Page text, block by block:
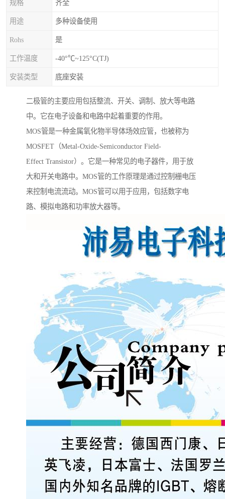
规格 齐全
用途 多种设备使用
Rohs 是
工作温度 -40°℃~125°C(TJ)
安装类型 底座安装
二极管的主要应用包括整流、开关、调制、放大等电路
中。它在电子设备和电路中起着重要的作用。
MOS管是一种金属氧化物半导体场效应管，也被称为
MOSFET（Metal-Oxide-Semiconductor Field-
Effect Transistor）。它是一种常见的电子器件，用于放
大和开关电路中。MOS管的工作原理是通过控制栅电压
来控制电流流动。MOS管可以用于应用，包括数字电
路、模拟电路和功率放大器等。